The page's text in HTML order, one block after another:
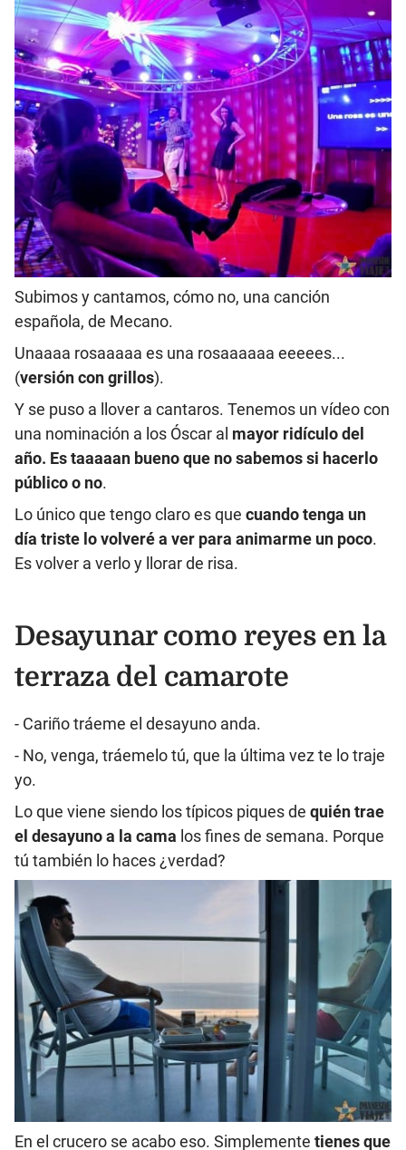
Subimos y cantamos, cómo no, una canción
española, de Mecano.
Unaaaa rosaaaaa es una rosaaaaaa eeeees...
(versión con grillos).
Y se puso a llover a cantaros. Tenemos un vídeo con
una nominación a los Óscar al mayor ridículo del
año. Es taaaaan bueno que no sabemos si hacerlo
público o no.
Lo único que tengo claro es que cuando tenga un
día triste lo volveré a ver para animarme un poco.
Es volver a verlo y llorar de risa.
Desayunar como reyes en la
terraza del camarote
- Cariño tráeme el desayuno anda.
- No, venga, tráemelo tú, que la última vez te lo traje
yo.
Lo que viene siendo los típicos piques de quién trae
el desayuno a la cama los fines de semana. Porque
tú también lo haces ¿verdad?
En el crucero se acabo eso. Simplemente tienes que